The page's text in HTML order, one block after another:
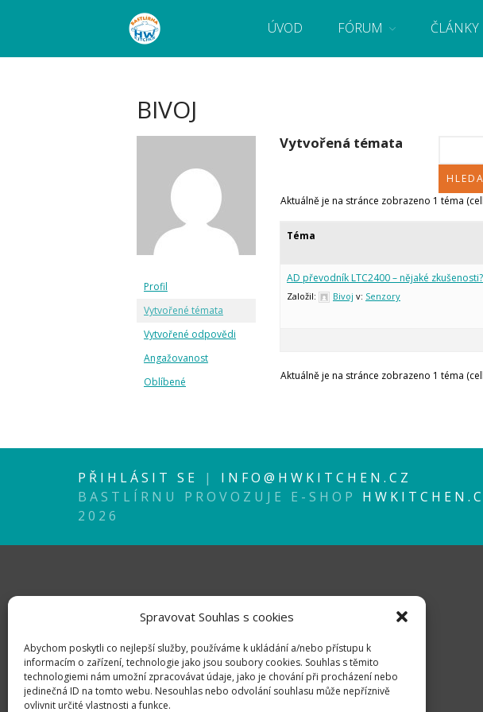
Spravovat Souhlas s cookies
Abychom poskytli co nejlepší služby, používáme k ukládání a/nebo přístupu k
informacím o zařízení, technologie jako jsou soubory cookies. Souhlas s těmito
technologiemi nám umožní zpracovávat údaje, jako je chování při procházení nebo
jedinečná ID na tomto webu. Nesouhlas nebo odvolání souhlasu může nepříznivě
ovlivnit určité vlastnosti a funkce.
Bastlírna HWKITCHEN
Webový magazín o bastlení a tvoření. Naučte se základy programování
ÚVOD FÓRUM ČLÁNKY
BIVOJ
Profil
Vytvořené témata
Vytvořené odpovědi
Angažovanost
Oblíbené
Vytvořená témata
Aktuálně je na stránce zobrazeno 1 téma
Téma
AD převodník LTC2400 – nějaké zkušenosti?
Založil: Bivoj v: Senzory
Aktuálně je na stránce zobrazeno 1 téma
PŘIHLÁSIT SE | INFO@HWKITCHEN.CZ
BASTLÍRNU PROVOZUJE E-SHOP
2026